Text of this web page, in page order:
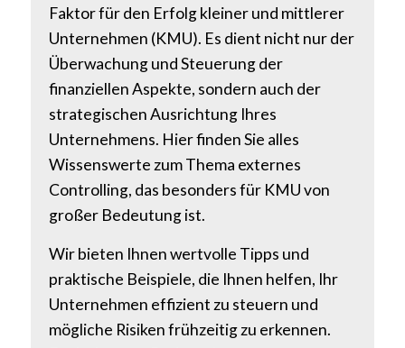
Faktor für den Erfolg kleiner und mittlerer
Unternehmen (KMU). Es dient nicht nur der
Überwachung und Steuerung der
finanziellen Aspekte, sondern auch der
strategischen Ausrichtung Ihres
Unternehmens. Hier finden Sie alles
Wissenswerte zum Thema externes
Controlling, das besonders für KMU von
großer Bedeutung ist.
Wir bieten Ihnen wertvolle Tipps und
praktische Beispiele, die Ihnen helfen, Ihr
Unternehmen effizient zu steuern und
mögliche Risiken frühzeitig zu erkennen.